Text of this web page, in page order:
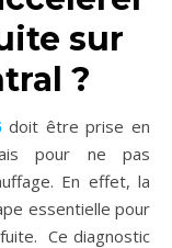
sur
?
doit être prise en
pour ne pas
En effet, la
essentielle pour
Ce diagnostic